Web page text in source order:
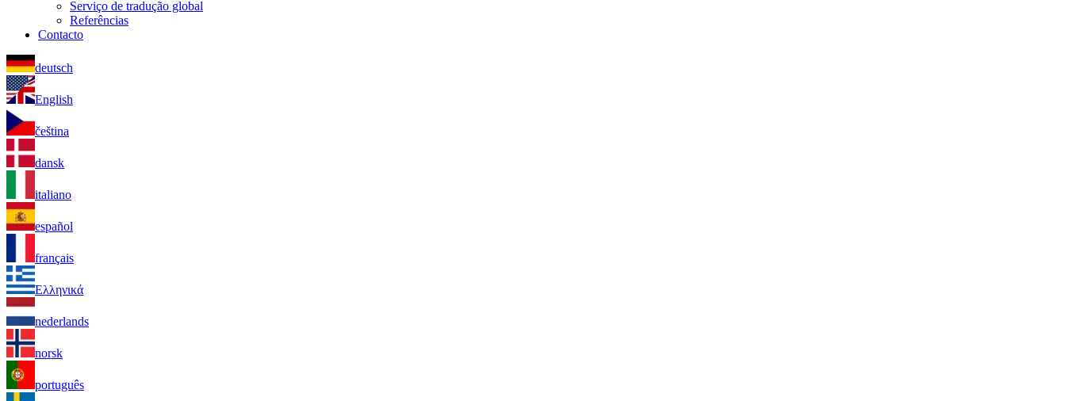
Serviço de tradução global
Referências
Contacto
deutsch
English
čeština
dansk
italiano
español
français
Ελληνικά
nederlands
norsk
português